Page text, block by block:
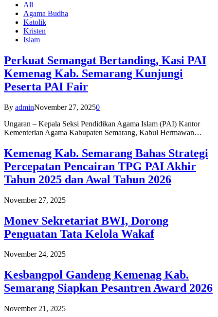
All
Agama Budha
Katolik
Kristen
Islam
Perkuat Semangat Bertanding, Kasi PAI
Kemenag Kab. Semarang Kunjungi
Peserta PAI Fair
By adminNovember 27, 20250
Ungaran – Kepala Seksi Pendidikan Agama Islam (PAI) Kantor
Kementerian Agama Kabupaten Semarang, Kabul Hermawan…
Kemenag Kab. Semarang Bahas Strategi
Percepatan Pencairan TPG PAI Akhir
Tahun 2025 dan Awal Tahun 2026
November 27, 2025
Monev Sekretariat BWI, Dorong
Penguatan Tata Kelola Wakaf
November 24, 2025
Kesbangpol Gandeng Kemenag Kab.
Semarang Siapkan Pesantren Award 2026
November 21, 2025